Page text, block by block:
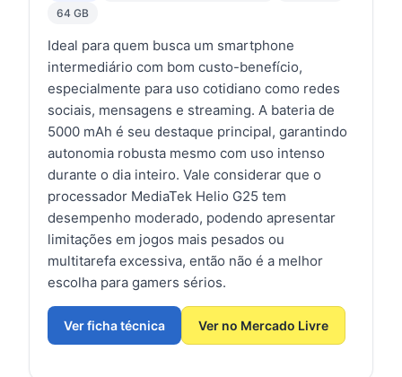
64 GB
Ideal para quem busca um smartphone
intermediário com bom custo-benefício,
especialmente para uso cotidiano como redes
sociais, mensagens e streaming. A bateria de
5000 mAh é seu destaque principal, garantindo
autonomia robusta mesmo com uso intenso
durante o dia inteiro. Vale considerar que o
processador MediaTek Helio G25 tem
desempenho moderado, podendo apresentar
limitações em jogos mais pesados ou
multitarefa excessiva, então não é a melhor
escolha para gamers sérios.
Ver ficha técnica Ver no Mercado Livre